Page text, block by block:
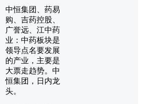
中恒集团、药易
购、吉药控股、
广誉远、江中药
业：中药板块是
领导点名要发展
的产业，主要是
大票走趋势。中
恒集团，日内龙
头。